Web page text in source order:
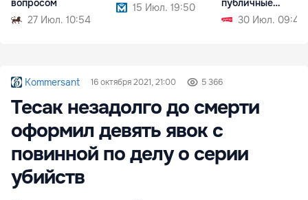
вопросом
27 Июл. 10:54
15 Июл. 19:50
публичные
обсуждения в
30 Июл. 09:49
Kommersant 16 октября 2021, 21:00 5 366
Тесак незадолго до смерти
оформил девять явок с
повинной по делу о серии
убийств